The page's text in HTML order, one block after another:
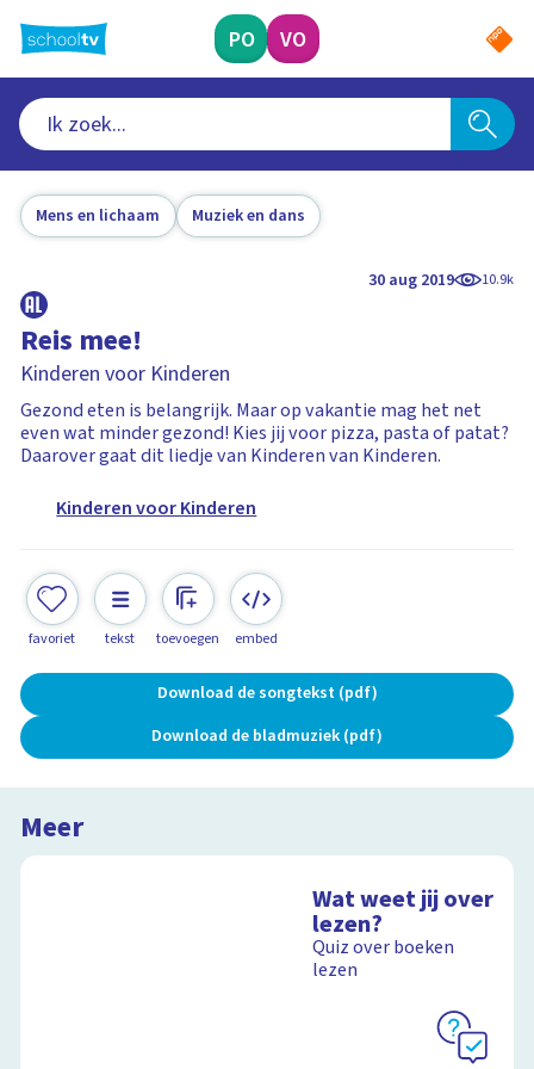
naar
hoofdinhoud
PO VO
Mens en lichaam Muziek en dans
30 aug 2019 10.9k
Reis mee!
Kinderen voor Kinderen
Gezond eten is belangrijk. Maar op vakantie mag het net
even wat minder gezond! Kies jij voor pizza, pasta of patat?
Daarover gaat dit liedje van Kinderen van Kinderen.
Kinderen voor Kinderen
favoriet tekst toevoegen embed
Download de songtekst (pdf)
Download de bladmuziek (pdf)
Meer
Wat weet jij over
lezen?
Quiz over boeken
lezen